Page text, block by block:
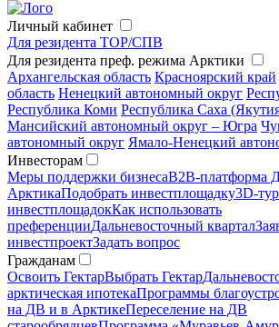
Личный кабинет
Для резидента ТОР/СПВ
Для резидента преф. режима Арктики
Архангельская область Красноярский край
область Ненецкий автономный округ
Республика Коми Республика Саха
Мансийский автономный округ – Югра
автономный округ Ямало-Ненецкий
Инвесторам
Меры поддержки бизнесаB2B-платформа
АрктикаПодобрать инвестплощадку3D-
инвестплощадокКак использовать
преференцииДальневосточный квартал
инвестпроектЗадать вопрос
Гражданам
Освоить ГектарВыбрать Гектар
арктическая ипотекаПрограммы
на ДВ и в АрктикеПереселение на ДВ